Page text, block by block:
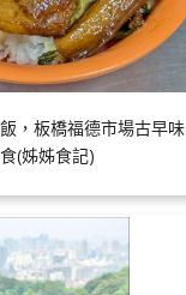
，板橋福德市場古早味
(姊姊食記)